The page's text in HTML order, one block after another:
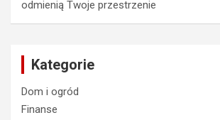
odmienią Twoje przestrzenie
Kategorie
Dom i ogród
Finanse